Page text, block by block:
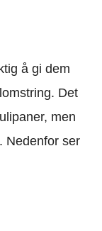
å gi dem
Det
men
Nedenfor ser